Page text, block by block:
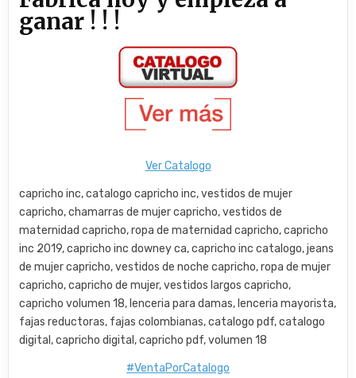
ganar ! ! !
Ver Catalogo
capricho inc, catalogo capricho inc, vestidos de mujer
capricho, chamarras de mujer capricho, vestidos de
maternidad capricho, ropa de maternidad capricho, capricho
inc 2019, capricho inc downey ca, capricho inc catalogo, jeans
de mujer capricho, vestidos de noche capricho, ropa de mujer
capricho, capricho de mujer, vestidos largos capricho,
capricho volumen 18, lenceria para damas, lenceria mayorista,
fajas reductoras, fajas colombianas, catalogo pdf, catalogo
digital, capricho digital, capricho pdf, volumen 18
#VentaPorCatalogo